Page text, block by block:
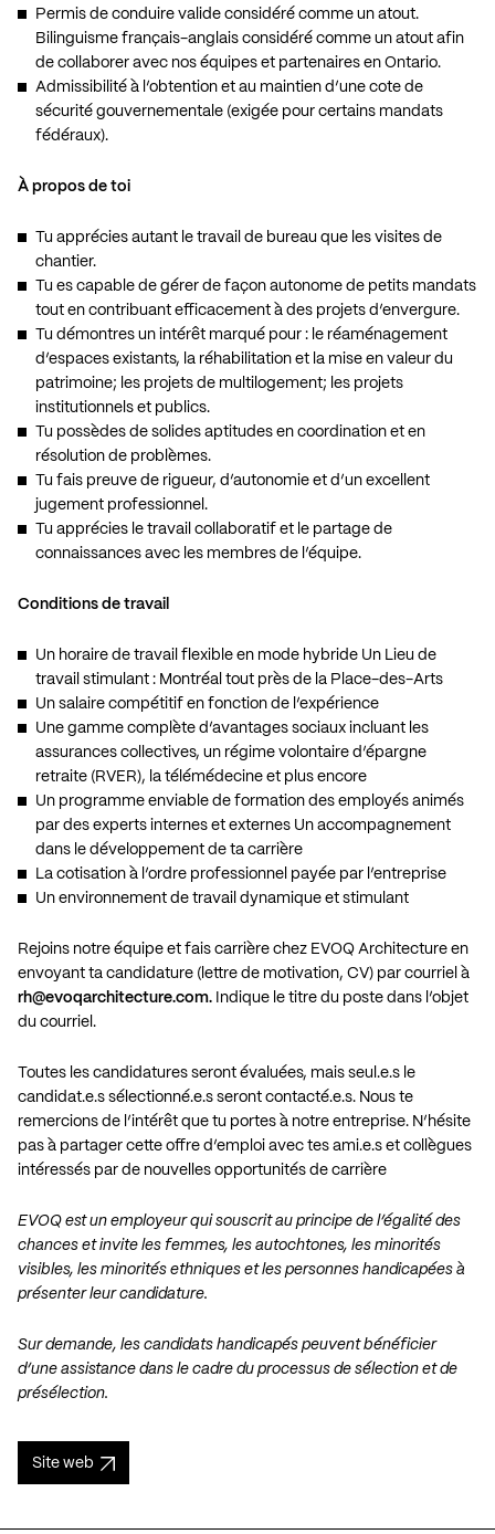
Permis de conduire valide considéré comme un atout.
Bilinguisme français-anglais considéré comme un atout afin
de collaborer avec nos équipes et partenaires en Ontario.
Admissibilité à l’obtention et au maintien d’une cote de
sécurité gouvernementale (exigée pour certains mandats
fédéraux).
À propos de toi
Tu apprécies autant le travail de bureau que les visites de
chantier.
Tu es capable de gérer de façon autonome de petits mandats
tout en contribuant efficacement à des projets d’envergure.
Tu démontres un intérêt marqué pour : le réaménagement
d’espaces existants, la réhabilitation et la mise en valeur du
patrimoine; les projets de multilogement; les projets
institutionnels et publics.
Tu possèdes de solides aptitudes en coordination et en
résolution de problèmes.
Tu fais preuve de rigueur, d’autonomie et d’un excellent
jugement professionnel.
Tu apprécies le travail collaboratif et le partage de
connaissances avec les membres de l’équipe.
Conditions de travail
Un horaire de travail flexible en mode hybride Un Lieu de
travail stimulant : Montréal tout près de la Place-des-Arts
Un salaire compétitif en fonction de l’expérience
Une gamme complète d’avantages sociaux incluant les
assurances collectives, un régime volontaire d’épargne
retraite (RVER), la télémédecine et plus encore
Un programme enviable de formation des employés animés
par des experts internes et externes Un accompagnement
dans le développement de ta carrière
La cotisation à l’ordre professionnel payée par l’entreprise
Un environnement de travail dynamique et stimulant
Rejoins notre équipe et fais carrière chez EVOQ Architecture en
envoyant ta candidature (lettre de motivation, CV) par courriel à
rh@evoqarchitecture.com. Indique le titre du poste dans l’objet
du courriel.
Toutes les candidatures seront évaluées, mais seul.e.s le
candidat.e.s sélectionné.e.s seront contacté.e.s. Nous te
remercions de l’intérêt que tu portes à notre entreprise. N’hésite
pas à partager cette offre d’emploi avec tes ami.e.s et collègues
intéressés par de nouvelles opportunités de carrière
EVOQ est un employeur qui souscrit au principe de l’égalité des
chances et invite les femmes, les autochtones, les minorités
visibles, les minorités ethniques et les personnes handicapées à
présenter leur candidature.
Sur demande, les candidats handicapés peuvent bénéficier
d’une assistance dans le cadre du processus de sélection et de
présélection.
Site web